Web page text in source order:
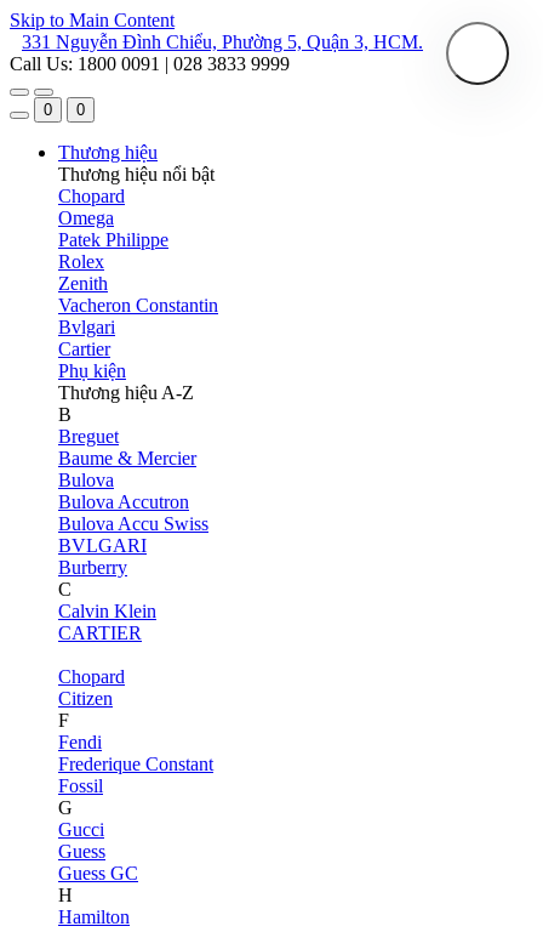
Skip to Main Content
331 Nguyễn Đình Chiểu, Phường 5, Quận 3, HCM.
Call Us: 1800 0091 | 028 3833 9999
0 0
Thương hiệu
Thương hiệu nổi bật
Chopard
Omega
Patek Philippe
Rolex
Zenith
Vacheron Constantin
Bvlgari
Cartier
Phụ kiện
Thương hiệu A-Z
B
Breguet
Baume & Mercier
Bulova
Bulova Accutron
Bulova Accu Swiss
BVLGARI
Burberry
C
Calvin Klein
CARTIER
Chopard
Citizen
F
Fendi
Frederique Constant
Fossil
G
Gucci
Guess
Guess GC
H
Hamilton